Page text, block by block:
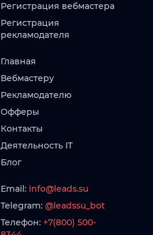
Регистрация вебмастера
Регистрация
рекламодателя
Главная
Вебмастеру
Рекламодателю
Офферы
Контакты
Деятельность IT
Блог
Email: info@leads.su
Telegram: @leadssu_bot
Телефон: +7(800) 500-